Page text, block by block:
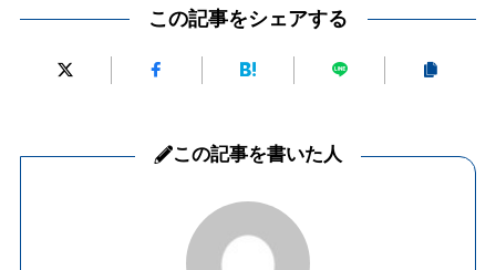
この記事をシェアする
この記事を書いた人